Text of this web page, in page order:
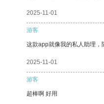
2025-11-01
游客
这款app就像我的私人助理，
2025-11-01
游客
超棒啊 好用